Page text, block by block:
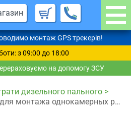
монтаж GPS трекерів!
з 09:00 до 18:00
на допомогу ЗСУ
дизельного пального >
Монтажный комплект для монтажа однокамерных расходомеров MK DIRECT 01 (под опрессовку)